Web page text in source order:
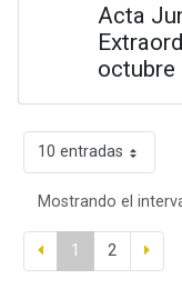
Acta
octubre
10 entradas
Mostrando el
1 2